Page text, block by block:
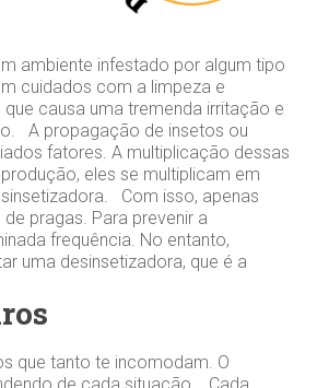
ambiente infestado por algum tipo
cuidados com a limpeza e
causa uma tremenda irritação e
A propagação de insetos ou
fatores. A multiplicação dessas
eles se multiplicam em
Com isso, apenas
pragas. Para prevenir a
frequência. No entanto,
uma desinsetizadora, que é a
que tanto te incomodam. O